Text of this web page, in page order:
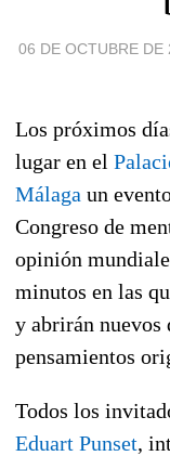
06 DE OCTUBRE
Los próximos
lugar en el
Málaga un
Congreso de
opinión
minutos en las
y abrirán nuevos
pensamientos
Todos los
Eduart Punset,